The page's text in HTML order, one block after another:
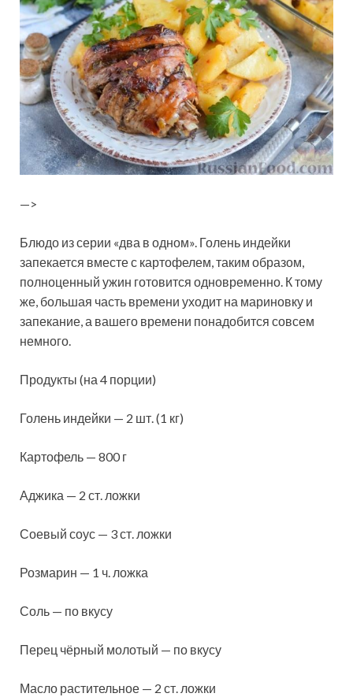
—>
Блюдо из серии «два в одном». Голень индейки
запекается вместе с картофелем, таким образом,
полноценный ужин готовится одновременно. К тому
же, большая часть времени уходит на мариновку и
запекание, а вашего времени понадобится совсем
немного.
Продукты (на 4 порции)
Голень индейки — 2 шт. (1 кг)
Картофель — 800 г
Аджика — 2 ст. ложки
Соевый соус — 3 ст. ложки
Розмарин — 1 ч. ложка
Соль — по вкусу
Перец чёрный молотый — по вкусу
Масло растительное — 2 ст. ложки